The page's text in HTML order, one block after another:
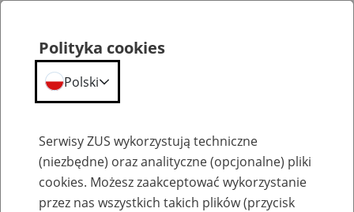
Przepraszamy,
podana strona nie została znaleziona.
Polityka cookies
Polski
Serwisy ZUS wykorzystują techniczne
(niezbędne) oraz analityczne (opcjonalne) pliki
cookies. Możesz zaakceptować wykorzystanie
przez nas wszystkich takich plików (przycisk